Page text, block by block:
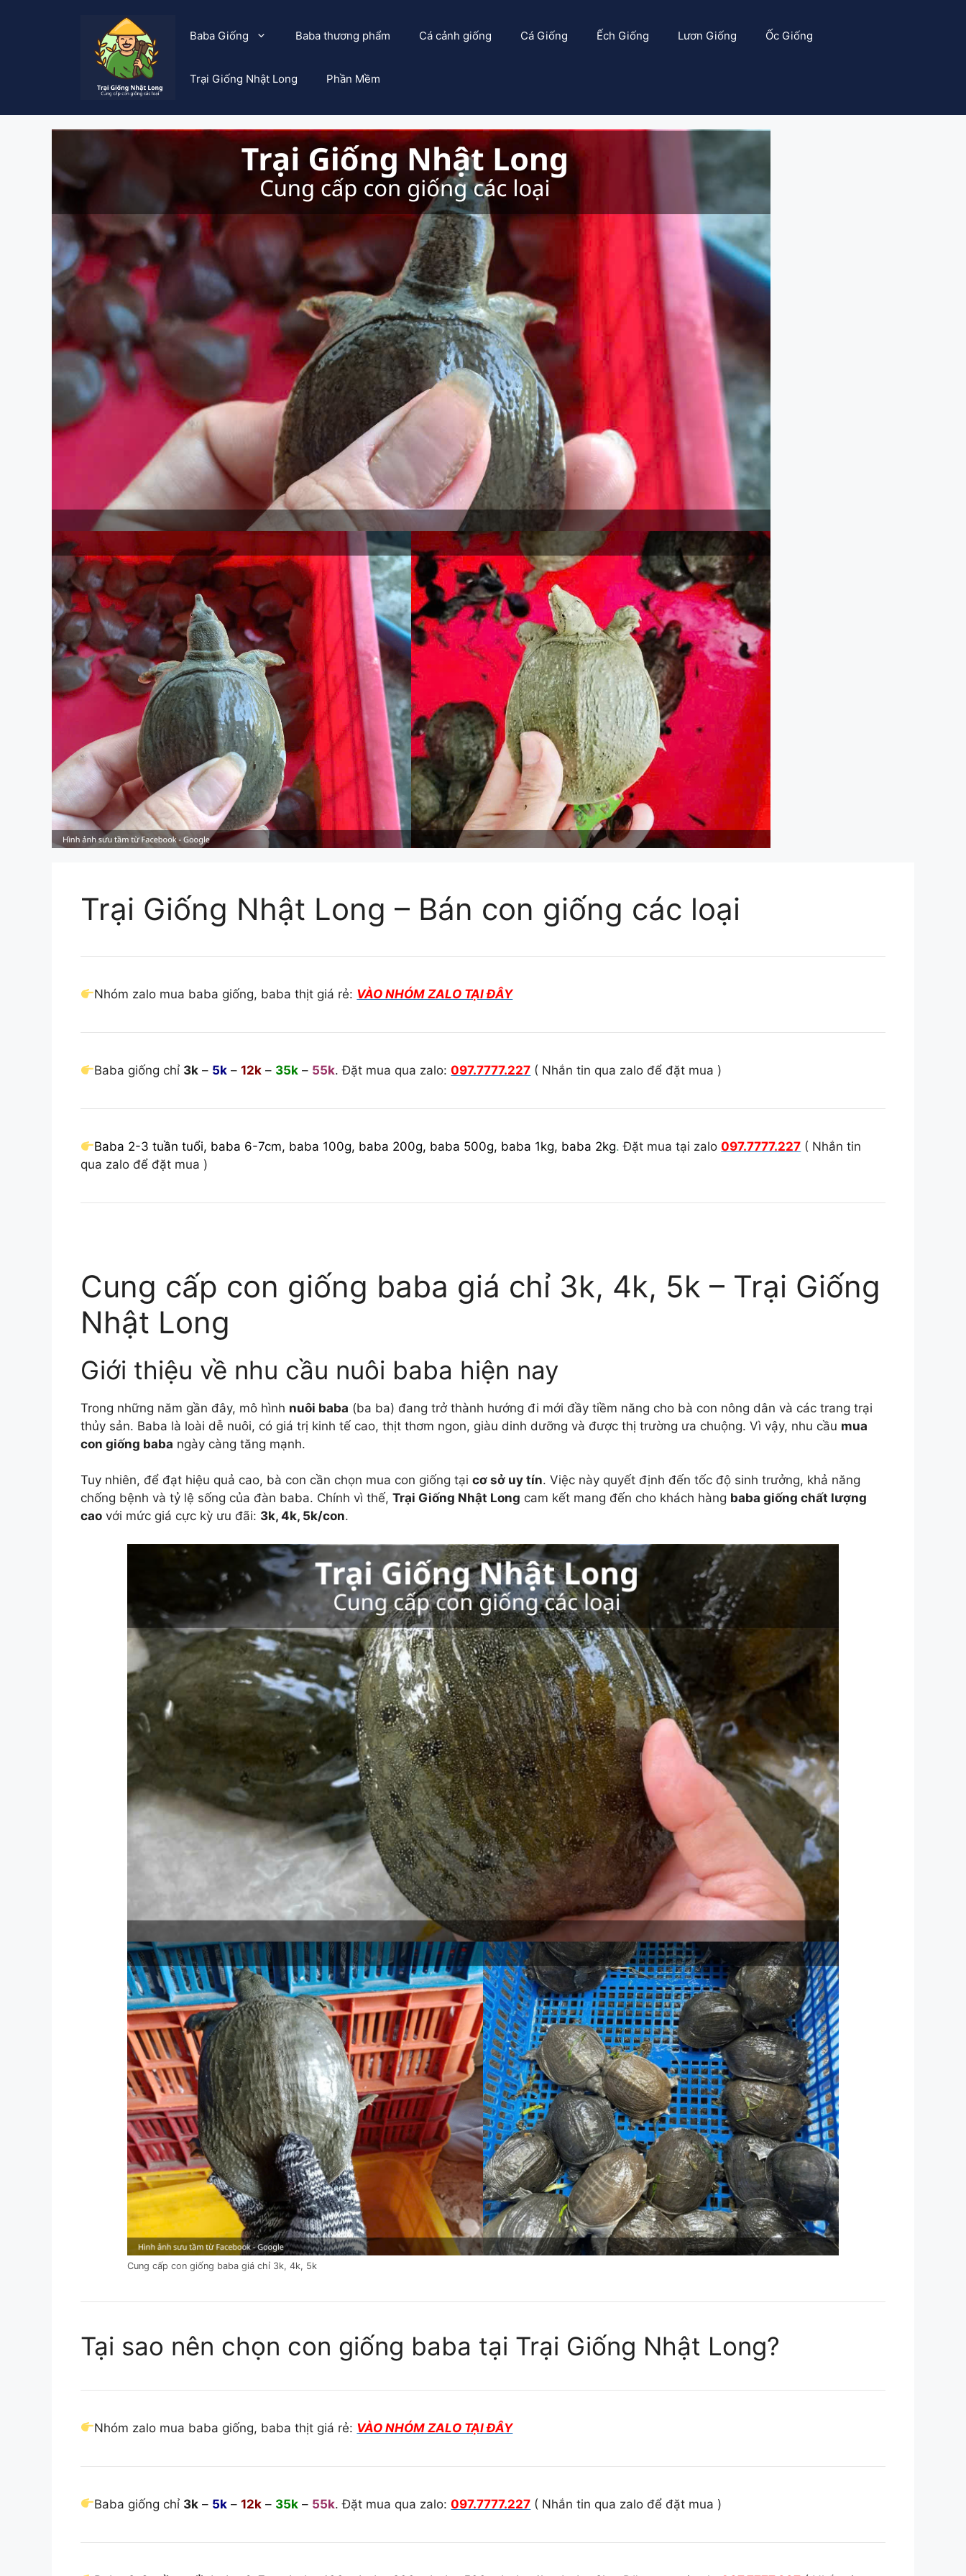
Baba Giống Baba thương phẩm Cá cảnh giống Cá Giống Ếch Giống Lươn Giống Ốc Giống
Trại Giống Nhật Long Phần Mềm
Trại Giống Nhật Long – Bán con giống các loại
Nhóm zalo mua baba giống, baba thịt giá rẻ: VÀO NHÓM ZALO TẠI ĐÂY
Baba giống chỉ 3k – 5k –12k – 35k – 55k. Đặt mua qua zalo:097.7777.227 ( Nhắn tin qua zalo để đặt mua )
Baba 2-3 tuần tuổi, baba 6-7cm, baba 100g, baba 200g, baba 500g, baba 1kg, baba 2kg. Đặt mua tại zalo097.7777.227 ( Nhắn tin
qua zalo để đặt mua )
Cung cấp con giống baba giá chỉ 3k, 4k, 5k – Trại Giống
Nhật Long
Giới thiệu về nhu cầu nuôi baba hiện nay
Trong những năm gần đây, mô hình nuôi baba (ba ba) đang trở thành hướng đi mới đầy tiềm năng cho bà con nông dân và các trang trại
thủy sản. Baba là loài dễ nuôi, có giá trị kinh tế cao, thịt thơm ngon, giàu dinh dưỡng và được thị trường ưa chuộng. Vì vậy, nhu cầu mua
con giống baba ngày càng tăng mạnh.
Tuy nhiên, để đạt hiệu quả cao, bà con cần chọn mua con giống tại cơ sở uy tín. Việc này quyết định đến tốc độ sinh trưởng, khả năng
chống bệnh và tỷ lệ sống của đàn baba. Chính vì thế, Trại Giống Nhật Long cam kết mang đến cho khách hàng baba giống chất lượng
cao với mức giá cực kỳ ưu đãi: 3k, 4k, 5k/con.
Cung cấp con giống baba giá chỉ 3k, 4k, 5k
Tại sao nên chọn con giống baba tại Trại Giống Nhật Long?
Nhóm zalo mua baba giống, baba thịt giá rẻ: VÀO NHÓM ZALO TẠI ĐÂY
Baba giống chỉ 3k – 5k –12k – 35k – 55k. Đặt mua qua zalo:097.7777.227 ( Nhắn tin qua zalo để đặt mua )